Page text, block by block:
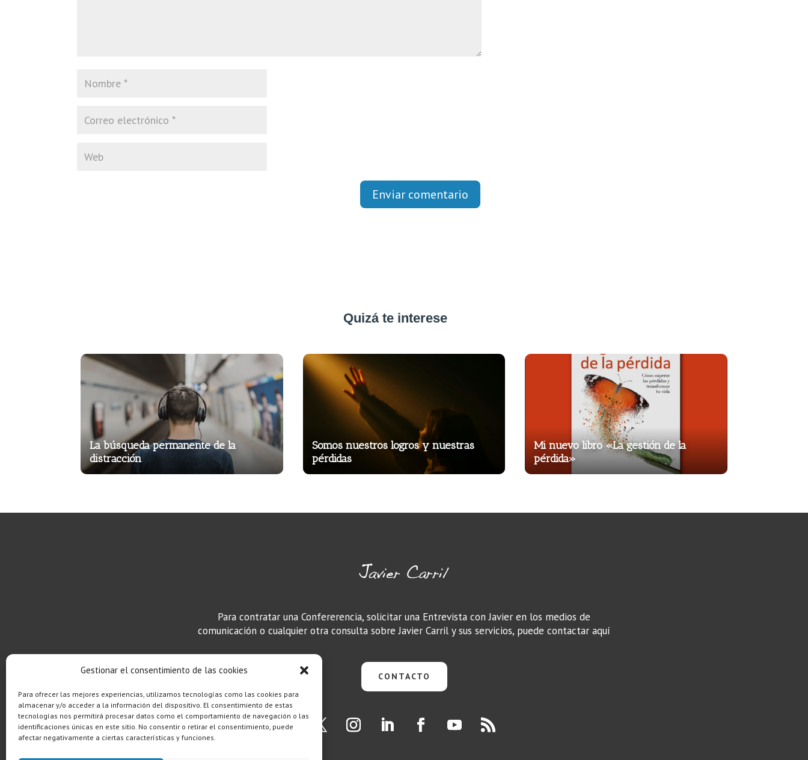
Gestionar el consentimiento de las cookies
Para ofrecer las mejores experiencias, utilizamos tecnologías como las cookies para
almacenar y/o acceder a la información del dispositivo. El consentimiento de estas
tecnologías nos permitirá procesar datos como el comportamiento de navegación o las
identificaciones únicas en este sitio. No consentir o retirar el consentimiento, puede
afectar negativamente a ciertas características y funciones.
Enviar comentario
Quizá te interese
La búsqueda permanente de la
distracción
Somos nuestros logros y nuestras
pérdidas
Mi nuevo libro «La gestión de la
pérdida»
Para contratar una Confererencia, solicitar una Entrevista con Javier en los medios de
comunicación o cualquier otra consulta sobre Javier Carril y sus servicios, puede contactar aquí
CONTACTO